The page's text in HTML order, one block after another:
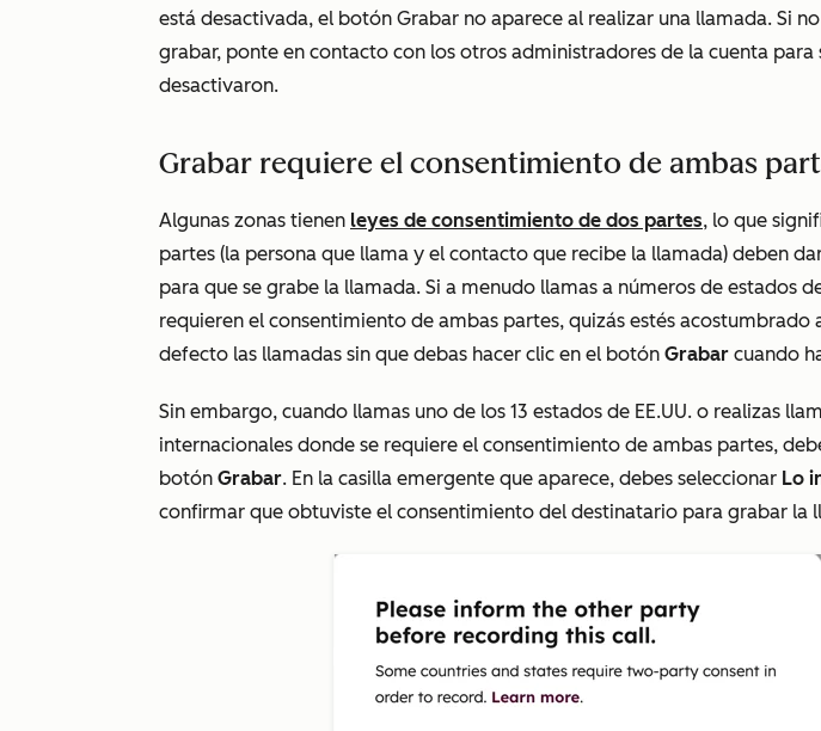
está desactivada, el botón Grabar no aparece al realizar una llamada. Si
grabar, ponte en contacto con los otros administradores de la cuenta para
desactivaron.
Grabar requiere el consentimiento de ambas
Algunas zonas tienen leyes de consentimiento de dos partes, lo que
partes (la persona que llama y el contacto que recibe la llamada) deben
para que se grabe la llamada. Si a menudo llamas a números de estados
requieren el consentimiento de ambas partes, quizás estés acostumbrado
defecto las llamadas sin que debas hacer clic en el botón Grabar cuando
Sin embargo, cuando llamas uno de los 13 estados de EE.UU. o realizas
internacionales donde se requiere el consentimiento de ambas partes,
botón Grabar. En la casilla emergente que aparece, debes seleccionar Lo
confirmar que obtuviste el consentimiento del destinatario para grabar la